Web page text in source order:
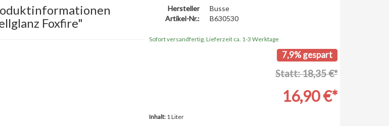
Foxfire"
Hersteller
Busse
Artikel-Nr.:
B630530
Sofort versandfertig, Lieferzeit ca. 1-3 Werktage
7,9% gespart
Statt: 18,35 €*
16,90 €*
Inhalt:1 Liter